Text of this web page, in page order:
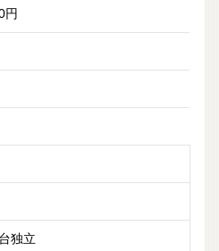
円
独立